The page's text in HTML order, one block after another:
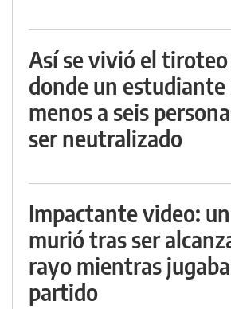
Así se vivió el tiroteo
donde un
menos a seis
ser neutralizado
Impactante video:
murió tras ser
rayo mientras
partido